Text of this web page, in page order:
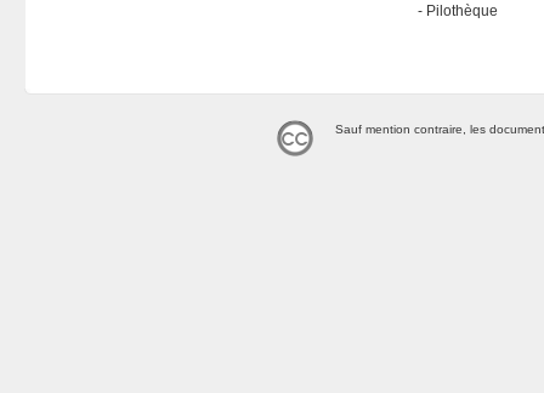
Pilothèque
Sauf mention contraire, les